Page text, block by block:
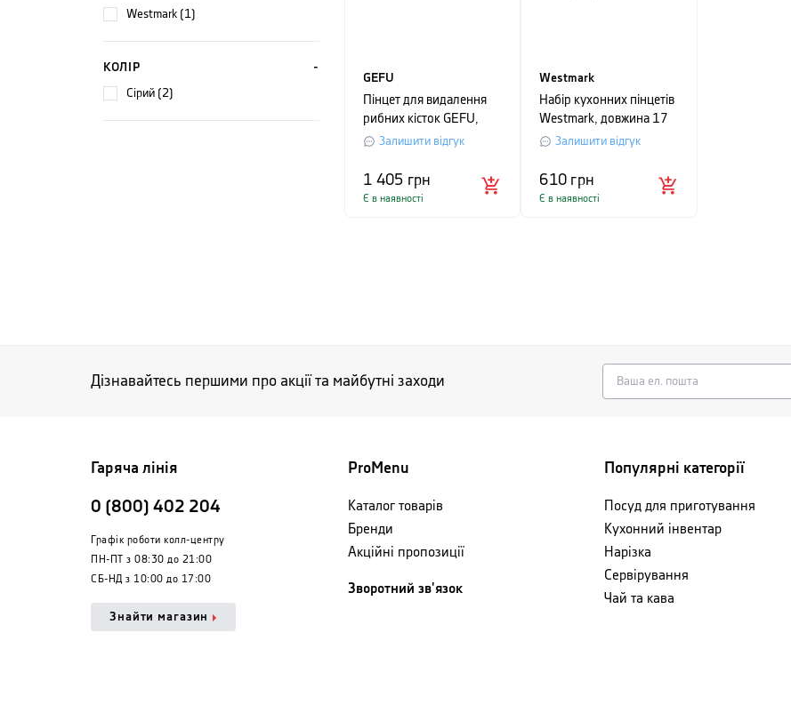
Westmark (1)
КОЛІР
сірий (2)
GEFU
Пінцет для видалення
рибних кісток GEFU,
14x2,2x3,5 см,
Залишити відгук
1 405 грн
Є в наявності
Westmark
Набір кухонних пінцетів
Westmark, довжина 17
та 29 см, сріблястий, 2
Залишити відгук
610 грн
Є в наявності
Дізнавайтесь першими про акції та майбутні заходи
Гаряча лінія
0 (800) 402 204
Графік роботи колл-центру
ПН-ПТ з 08:30 до 21:00
СБ-НД з 10:00 до 17:00
Знайти магазин
ProMenu
Каталог товарів
Бренди
Акційні пропозиції
Зворотний зв'язок
Популярні категорії
Посуд для приготування
Кухонний інвентар
Нарізка
Сервірування
Чай та кава